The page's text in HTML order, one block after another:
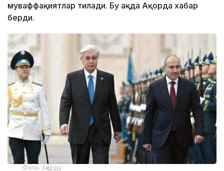
муваффақиятлар тилади. Бу ҳақда Ақорда хабар
берди.
Фото: Ақорда